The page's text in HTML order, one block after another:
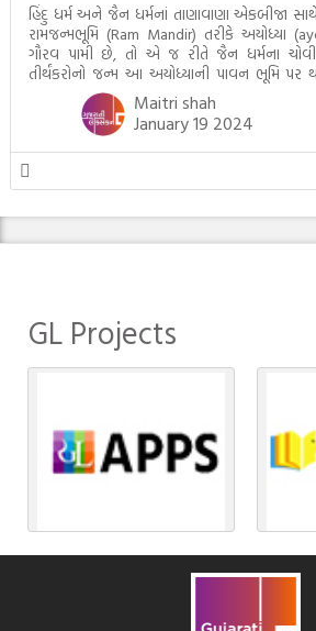
હિંદુ ધર્મ અને જૈન ધર્મનાં તાણાવાણા એકબીજા
રામજન્મભૂમિ (Ram Mandir) તરીકે અયોધ્યા
ગૌરવ પામી છે, તો એ જ રીતે જૈન ધર્મના ચોવીસ
તીર્થંકરોનો જન્મ આ અયોધ્યાની પાવન ભૂમિ પર
તીર્થંકરોમાંથી પાંચ-પાંચ તીર્થંકરોનાં કલ્યાણકો
જીવનની ચ્યવન(માતાના […]
Maitri shah
January 19 2024
GL Projects